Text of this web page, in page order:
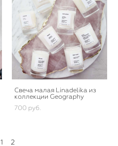
Свеча малая Linadelika из
коллекции Geography
700 pуб.
1 2